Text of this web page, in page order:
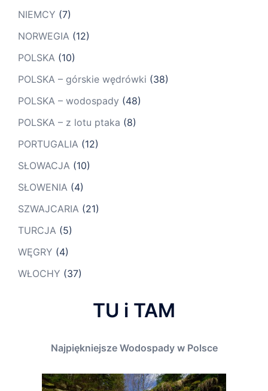
NIEMCY (7)
NORWEGIA (12)
POLSKA (10)
POLSKA – górskie wędrówki (38)
POLSKA – wodospady (48)
POLSKA – z lotu ptaka (8)
PORTUGALIA (12)
SŁOWACJA (10)
SŁOWENIA (4)
SZWAJCARIA (21)
TURCJA (5)
WĘGRY (4)
WŁOCHY (37)
TU i TAM
Najpiękniejsze Wodospady w Polsce